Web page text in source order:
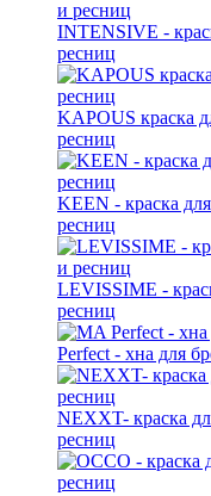
INTENSIVE -
ресниц
KAPOUS краска
ресниц
KEEN - краска
ресниц
LEVISSIME -
ресниц
Perfect - хна для
NEXXT- краска
ресниц